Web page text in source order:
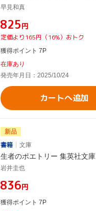
早見和真
¥825円
定価より165円（16%）おトク
獲得ポイント 7P
在庫あり
発売年月日：2025/10/24
カートへ追加
新品
書籍
文庫
生者のポエトリー 集英社文庫
岩井圭也
¥836円
獲得ポイント 7P